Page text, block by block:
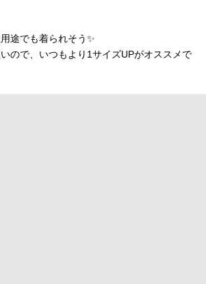
途でも着られそう✨
ので、いつもより1サイズUPがオススメで